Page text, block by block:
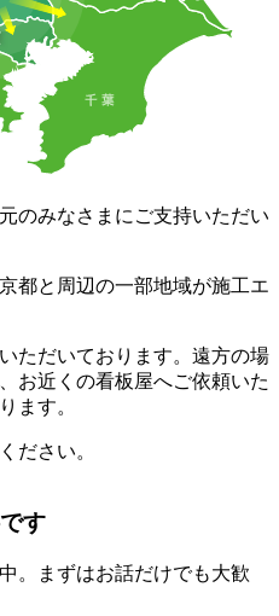
のみなさまにご支持いただい
都と周辺の一部地域が施工エ
ただいております。遠方の場
お近くの看板屋へご依頼いた
ます。
ださい。
す
。
まずはお話だけでも大歓